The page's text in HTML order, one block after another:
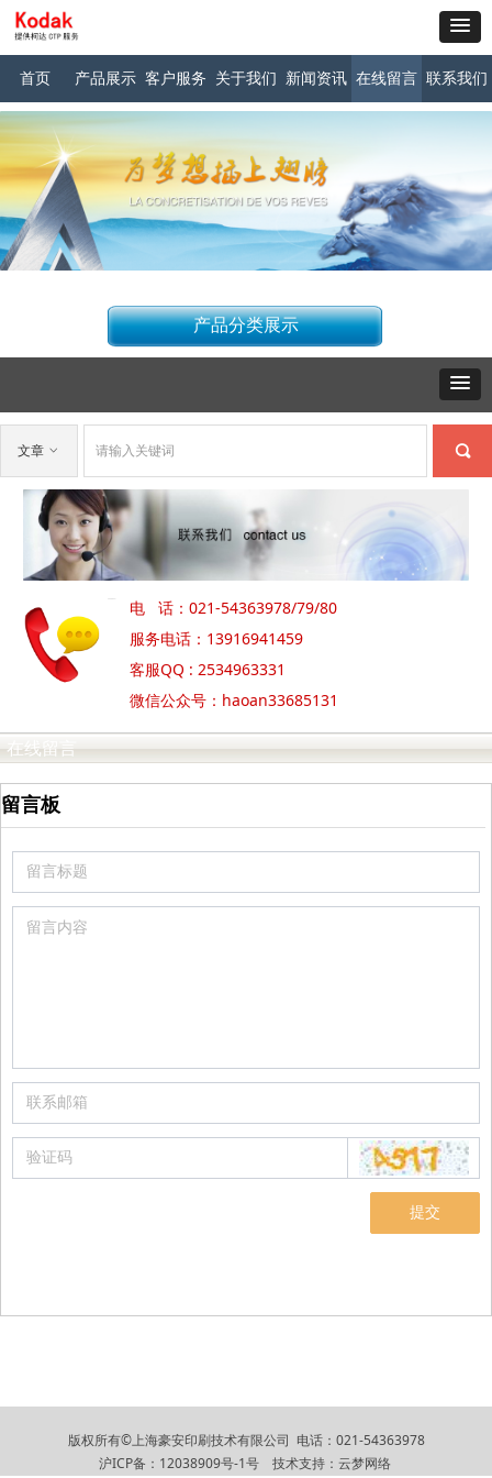
首页 产品展示 客户服务 关于我们 新闻资讯 在线留言 联系我们
产品分类展示
끠
文章 ꀁ
电 话：021-54363978/79/80
服务电话：13916941459
客服QQ : 2534963331
微信公众号：haoan33685131
在线留言
留言板
提交
版权所有©上海豪安印刷技术有限公司 电话：021-54363978
沪ICP备：12038909号-1号
技术支持： 云梦网络